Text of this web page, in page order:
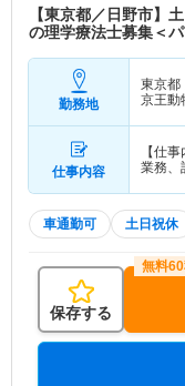
【東京都／日野市】
の理学療法士募集＜パ
勤務地
東京都
京王動
仕事内容
【仕
業務、
車通勤可 土日祝休
保存する